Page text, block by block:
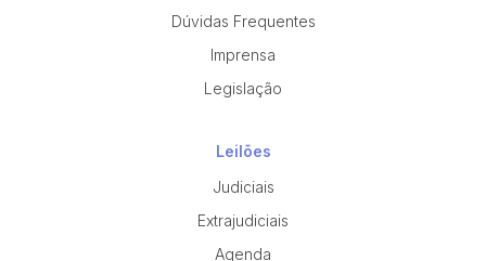
Dúvidas Frequentes
Imprensa
Legislação
Leilões
Judiciais
Extrajudiciais
Agenda